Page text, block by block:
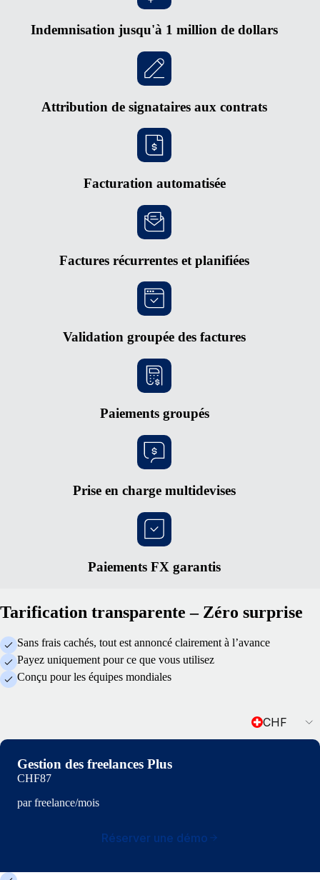
Indemnisation jusqu'à 1 million de dollars
Attribution de signataires aux contrats
Facturation automatisée
Factures récurrentes et planifiées
Validation groupée des factures
Paiements groupés
Prise en charge multidevises
Paiements FX garantis
Tarification transparente – Zéro surprise
Sans frais cachés, tout est annoncé clairement à l’avance
Payez uniquement pour ce que vous utilisez
Conçu pour les équipes mondiales
CHF
Gestion des freelances Plus
CHF87
par freelance/mois
Réserver une démo